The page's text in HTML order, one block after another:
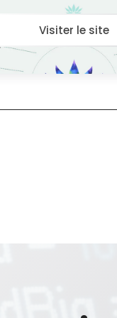
Visiter le site